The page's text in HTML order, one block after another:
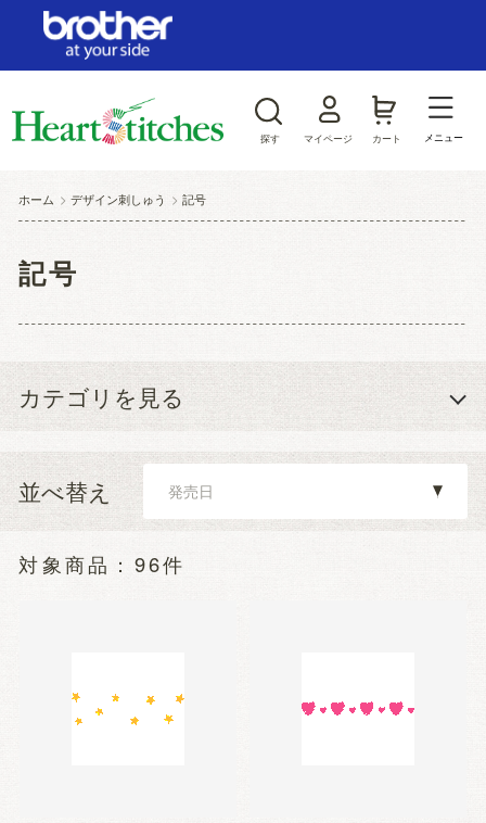
探す マイページ カート メニュー
ホーム >デザイン刺しゅう >記号
記号
カテゴリを見る
並べ替え
96件
ログイン/新規会員登録